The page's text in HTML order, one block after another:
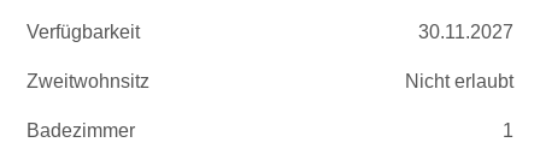
Verfügbarkeit 30.11.2027
Zweitwohnsitz Nicht erlaubt
Badezimmer 1